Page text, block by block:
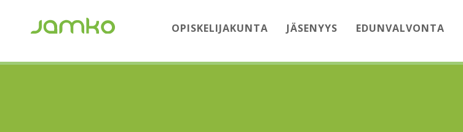
OPISKELIJAKUNTA JÄSENYYS EDUNVALVONTA